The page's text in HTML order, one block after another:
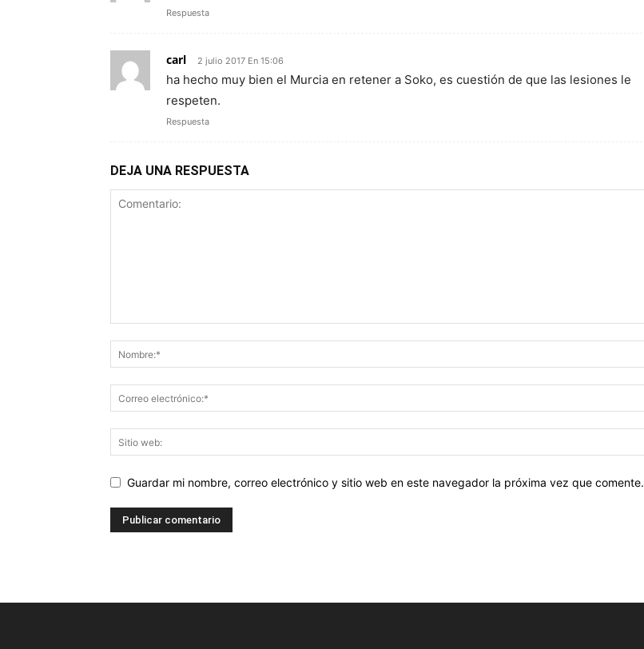
Respuesta
carl 2 julio 2017 En 15:06
ha hecho muy bien el Murcia en retener a Soko, es cuestión de que las lesiones le
respeten.
Respuesta
DEJA UNA RESPUESTA
Guardar mi nombre, correo electrónico y sitio web en este navegador la próxima vez que comente.